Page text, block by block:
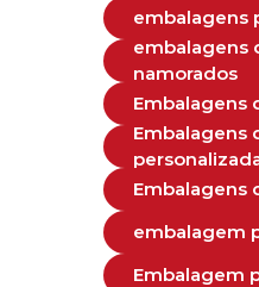
embalagens
embalagens
namorados
Embalagens
Embalagens
Embalagens
embalagem
Embalagem